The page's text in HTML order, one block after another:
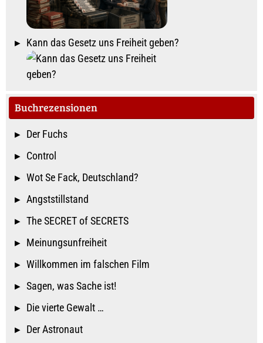
Kann das Gesetz uns Freiheit geben?
Buchrezensionen
Der Fuchs
Control
Wot Se Fack, Deutschland?
Angststillstand
The SECRET of SECRETS
Meinungsunfreiheit
Willkommen im falschen Film
Sagen, was Sache ist!
Die vierte Gewalt …
Der Astronaut